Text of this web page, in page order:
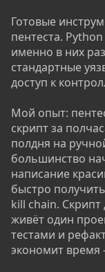
Готовые
пентеста.
именно в них
стандартные
доступ к
Мой опыт:
скрипт за
полдня на
большинство
написание
быстро
kill chain.
живёт один
тестами и
экономит время